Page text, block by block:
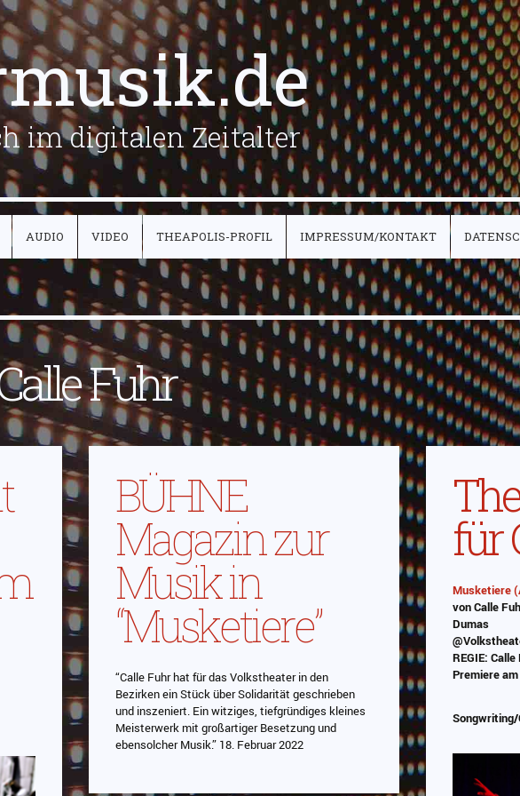
im digitalen Zeitalter
AUDIO VIDEO THEAPOLIS-PROFIL IMPRESSUM/KONTAKT
Fuhr
BÜHNE
Magazin zur
Musik in
“Musketiere”
“Calle Fuhr hat für das Volkstheater in den
Bezirken ein Stück über Solidarität geschrieben
und inszeniert. Ein witziges, tiefgründiges kleines
Meisterwerk mit großartiger Besetzung und
ebensolcher Musik.” 18. Februar 2022
für
Das
Musketiere
von Calle
Dumas
REGIE: Calle
Premiere
Songwriting/